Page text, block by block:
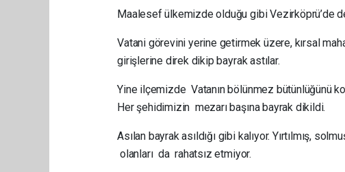
Maalesef ülkemizde olduğu gibi Vezirköprü’de
Vatani görevini yerine getirmek üzere, kırsal
girişlerine direk dikip bayrak astılar.
Yine ilçemizde Vatanın bölünmez bütünlüğünü
Her şehidimizin mezarı başına bayrak dikildi.
Asılan bayrak asıldığı gibi kalıyor. Yırtılmış,
olanları da rahatsız etmiyor.